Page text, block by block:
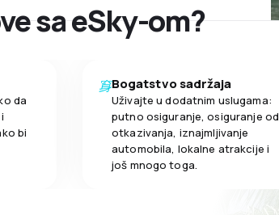
sa eSky-om?
da
bi
Bogatstvo sadržaja
Uživajte u dodatnim uslugama:
putno osiguranje, osiguranje od
otkazivanja, iznajmljivanje
automobila, lokalne atrakcije i
još mnogo toga.